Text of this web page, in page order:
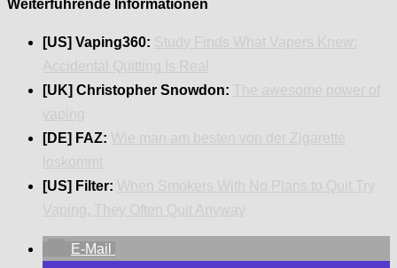
Weiterführende Informationen
[US] Vaping360:
[UK] Christopher Snowdon:
[DE] FAZ:
[US] Filter:
E-Mail